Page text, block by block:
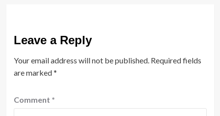
Leave a Reply
Your email address will not be published. Required fields
are marked*
Comment *